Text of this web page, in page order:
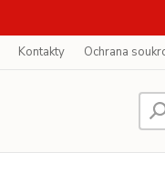
Kontakty Ochrana